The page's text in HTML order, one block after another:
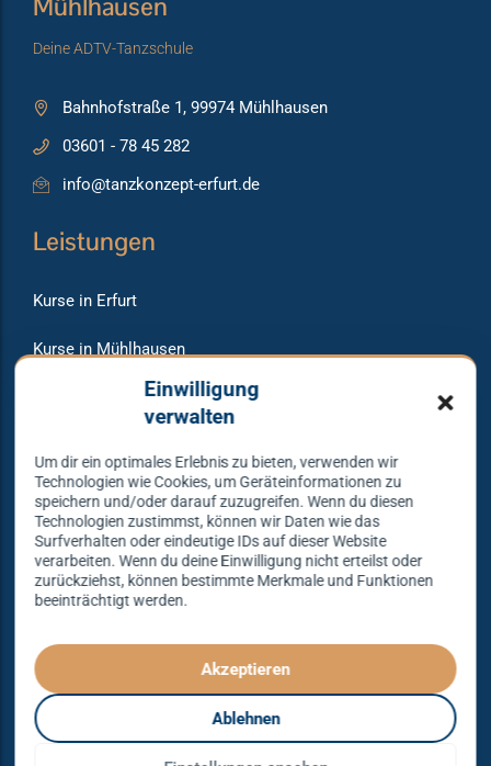
Einwilligung
verwalten
Um dir ein optimales Erlebnis zu bieten, verwenden wir
Technologien wie Cookies, um Geräteinformationen zu
speichern und/oder darauf zuzugreifen. Wenn du diesen
Technologien zustimmst, können wir Daten wie das
Surfverhalten oder eindeutige IDs auf dieser Website
verarbeiten. Wenn du deine Einwilligung nicht erteilst oder
zurückziehst, können bestimmte Merkmale und Funktionen
beeinträchtigt werden.
Akzeptieren
Ablehnen
Deine ADTV-Tanzschule
Bahnhofstraße 1, 99974 Mühlhausen
03601 - 78 45 282
info@tanzkonzept-erfurt.de
Leistungen
Kurse in Erfurt
Kurse in Mühlhausen
Veranstaltungen
Warum bei uns tanzen?
Lass dich begeistern und probier es aus – Tanzen lernen
Spielend leicht und mit viel Spaß!
Denn Tanzen kann jeder lernen – mit dem richtigen
Konzept sogar ganz einfach – das gibt es nur bei